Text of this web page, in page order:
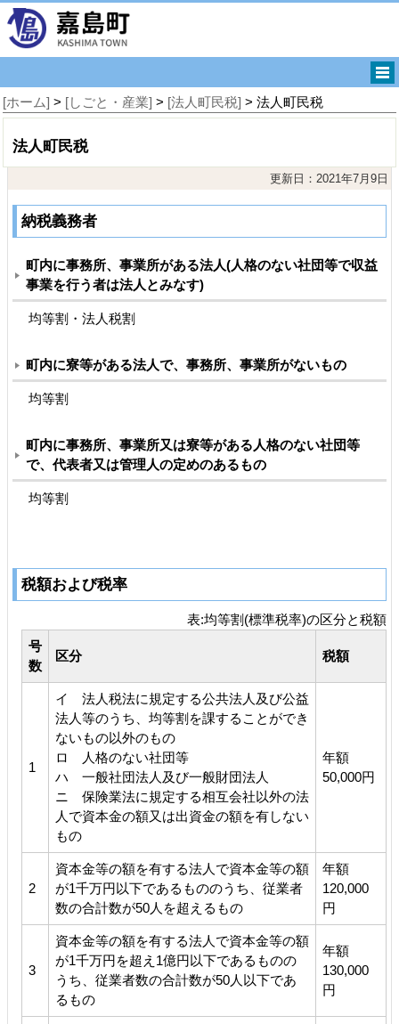
[ホーム] > [しごと・産業] > [法人町民税] > 法人町民税
法人町民税
更新日：2021年7月9日
納税義務者
町内に事務所、事業所がある法人(人格のない社団等で収益
事業を行う者は法人とみなす)
均等割・法人税割
町内に寮等がある法人で、事務所、事業所がないもの
均等割
町内に事務所、事業所又は寮等がある人格のない社団等
で、代表者又は管理人の定めのあるもの
均等割
税額および税率
表:均等割(標準税率)の区分と税額
号
数
区分 税額
1
イ 法人税法に規定する公共法人及び公益
法人等のうち、均等割を課することができ
ないもの以外のもの
ロ 人格のない社団等
ハ 一般社団法人及び一般財団法人
ニ 保険業法に規定する相互会社以外の法
人で資本金の額又は出資金の額を有しない
もの
年額
50,000円
2
資本金等の額を有する法人で資本金等の額
が1千万円以下であるもののうち、従業者
数の合計数が50人を超えるもの
年額
120,000
円
3
資本金等の額を有する法人で資本金等の額
が1千万円を超え1億円以下であるものの
うち、従業者数の合計数が50人以下であ
るもの
年額
130,000
円